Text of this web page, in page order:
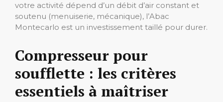
votre activité dépend d’un débit d’air constant et
soutenu (menuiserie, mécanique), l’Abac
Montecarlo est un investissement taillé pour durer.
Compresseur pour
soufflette : les critères
essentiels à maîtriser